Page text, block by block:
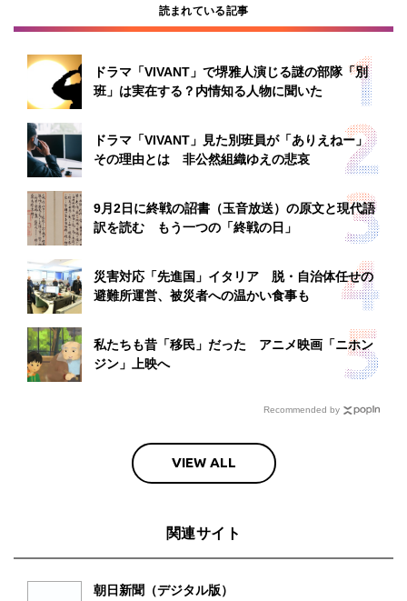
読まれている記事
ドラマ「VIVANT」で堺雅人演じる謎の部隊「別
班」は実在する？内情知る人物に聞いた
ドラマ「VIVANT」見た別班員が「ありえねー」
その理由とは 非公然組織ゆえの悲哀
9月2日に終戦の詔書（玉音放送）の原文と現代語
訳を読む もう一つの「終戦の日」
災害対応「先進国」イタリア 脱・自治体任せの
避難所運営、被災者への温かい食事も
私たちも昔「移民」だった アニメ映画「ニホン
ジン」上映へ
Recommended by
VIEW ALL
関連サイト
朝日新聞（デジタル版）